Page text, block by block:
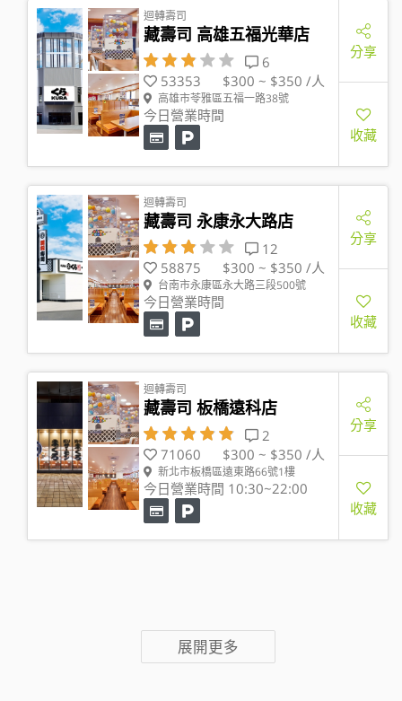
迴轉壽司
藏壽司 高雄五福光華店
6
53353
$300 ~ $350 /人
高雄市苓雅區五福一路38號
今日營業時間
分享
收藏
迴轉壽司
藏壽司 永康永大路店
12
58875
$300 ~ $350 /人
台南市永康區永大路三段500號
今日營業時間
分享
收藏
迴轉壽司
藏壽司 板橋遠科店
2
71060
$300 ~ $350 /人
新北市板橋區遠東路66號1樓
今日營業時間 10:30~22:00
分享
收藏
展開更多